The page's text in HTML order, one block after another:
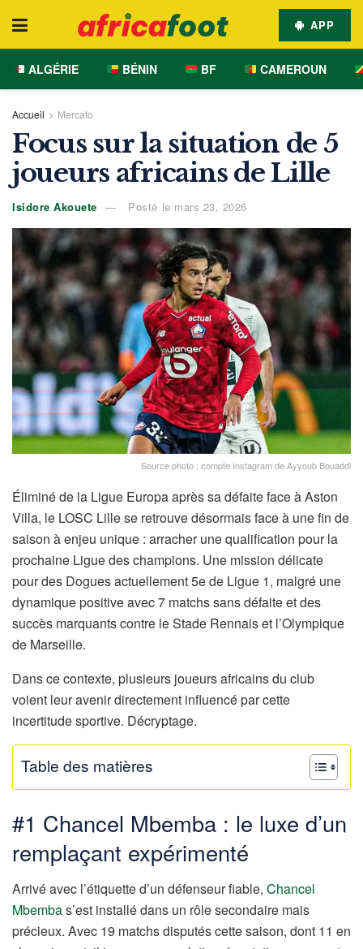
APP
ALGÉRIE BÉNIN BF CAMEROUN
Accueil Mercato
Focus sur la situation de 5
joueurs africains de Lille
Isidore Akouete Posté le mars 23, 2026
Source photo : compte Instagram de Ayyoub Bouaddi
Éliminé de la Ligue Europa après sa défaite face à Aston
Villa, le LOSC Lille se retrouve désormais face à une fin de
saison à enjeu unique : arracher une qualification pour la
prochaine Ligue des champions. Une mission délicate
pour des Dogues actuellement 5e de Ligue 1, malgré une
dynamique positive avec 7 matchs sans défaite et des
succès marquants contre le Stade Rennais et l’Olympique
de Marseille.
Dans ce contexte, plusieurs joueurs africains du club
voient leur avenir directement influencé par cette
incertitude sportive. Décryptage.
Table des matières
#1 Chancel Mbemba : le luxe d’un
remplaçant expérimenté
Arrivé avec l’étiquette d’un défenseur fiable, Chancel
Mbembas’est installé dans un rôle secondaire mais
précieux. Avec 19 matchs disputés cette saison, dont 11 en